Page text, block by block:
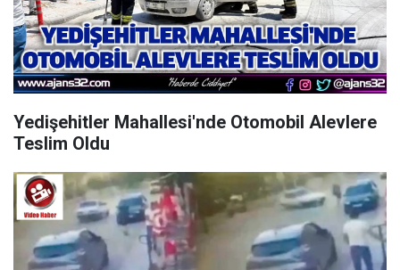
Yedişehitler Mahallesi'nde Otomobil Alevlere
Teslim Oldu